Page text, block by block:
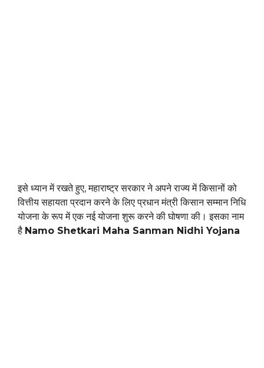
इसे ध्यान में रखते हुए, महाराष्ट्र सरकार ने अपने राज्य में किसानों को
वित्तीय सहायता प्रदान करने के लिए प्रधान मंत्री किसान सम्मान निधि
योजना के रूप में एक नई योजना शुरू करने की घोषणा की। इसका नाम
है Namo Shetkari Maha Sanman Nidhi Yojana